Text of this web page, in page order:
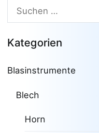
Suchen
nach:
Kategorien
Blasinstrumente
Blech
Horn